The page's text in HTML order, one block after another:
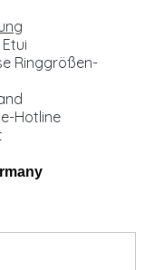
Ringgrößen-
Hotline